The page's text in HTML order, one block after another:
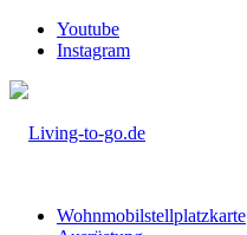
Youtube
Instagram
Wohnmobilstellplatzkarte